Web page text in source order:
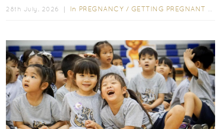
28th July, 2026 ｜ In PREGNANCY / GETTING PREGNANT